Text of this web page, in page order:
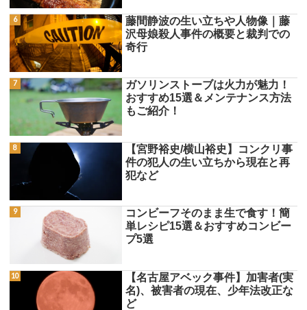
藤間静波の生い立ちや人物像｜藤
沢母娘殺人事件の概要と裁判での
奇行
ガソリンストーブは火力が魅力！
おすすめ15選＆メンテナンス方法
もご紹介！
【宮野裕史/横山裕史】コンクリ事
件の犯人の生い立ちから現在と再
犯など
コンビーフそのまま生で食す！簡
単レシピ15選＆おすすめコンビー
プ5選
【名古屋アベック事件】加害者(実
名)、被害者の現在、少年法改正な
ど